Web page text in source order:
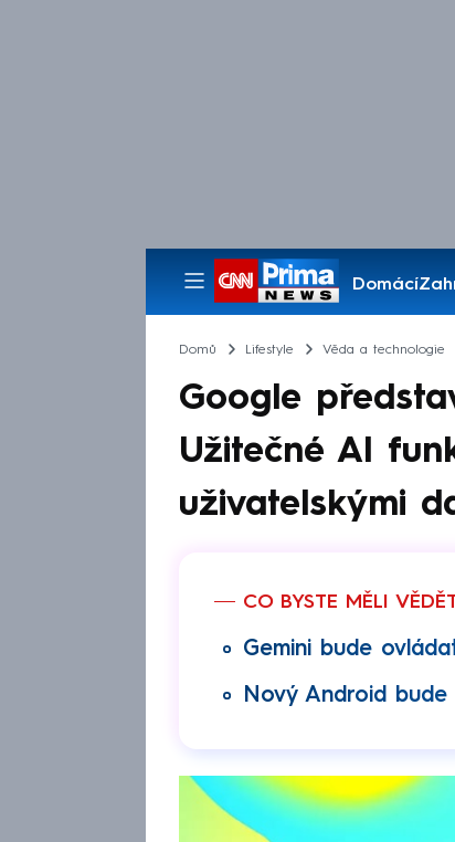
Domácí
Pořady
Domů Lifestyle Věda a technologie
Google
Užitečné AI
uživatelskými
CO BYSTE MĚLI
Gemini bude
Nový Android bude